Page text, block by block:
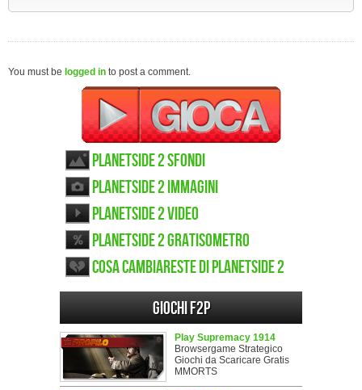
You must be logged in to post a comment.
Planetside 2 sfondi
Planetside 2 immagini
Planetside 2 video
Planetside 2 gratisometro
Cosa cambiareste di Planetside 2
Giochi F2P
Play Supremacy 1914
Browsergame Strategico
Giochi da Scaricare Gratis
MMORTS